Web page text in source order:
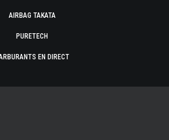
AIRBAG TAKATA
PURETECH
EN DIRECT